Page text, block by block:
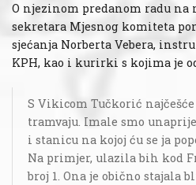
O njezinom predanom radu na
sekretara Mjesnog komiteta
sjećanja Norberta Vebera,
KPH, kao i kurirki s kojima je
S Vikicom Tučkorić najčešće
tramvaju. Imale smo
i stanicu na kojoj ću se ja
Na primjer, ulazila bih kod
broj 1. Ona je obično stajala